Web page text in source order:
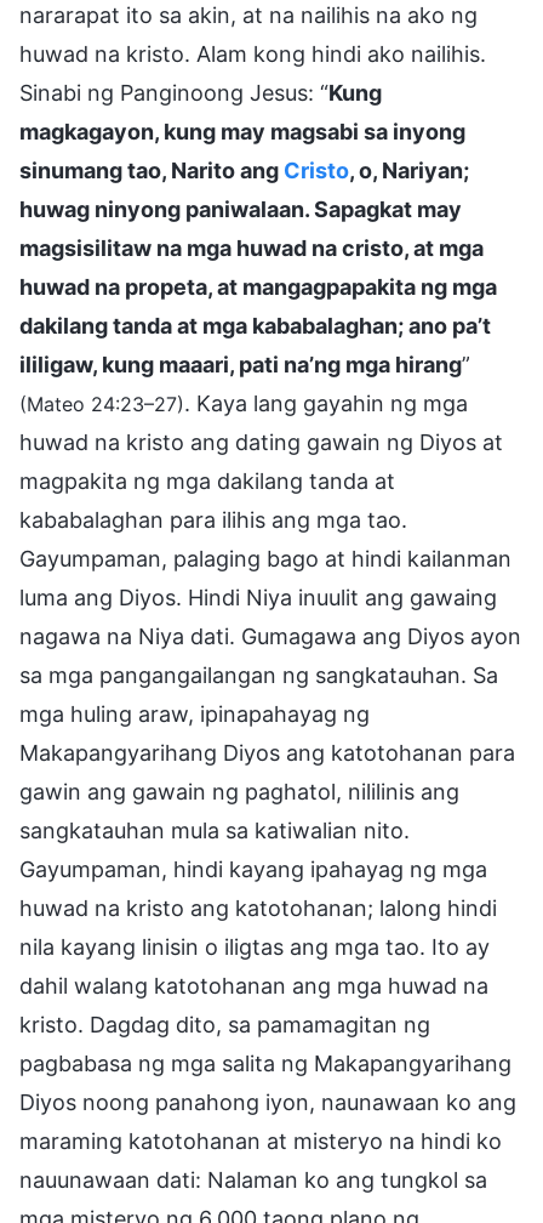
nararapat ito sa akin, at na nailihis na ako ng
huwad na kristo. Alam kong hindi ako nailihis.
Sinabi ng Panginoong Jesus: “Kung
magkagayon, kung may magsabi sa inyong
sinumang tao, Narito ang Cristo, o, Nariyan;
huwag ninyong paniwalaan. Sapagkat may
magsisilitaw na mga huwad na cristo, at mga
huwad na propeta, at mangagpapakita ng mga
dakilang tanda at mga kababalaghan; ano pa’t
ililigaw, kung maaari, pati na’ng mga hirang”
(Mateo 24:23–27). Kaya lang gayahin ng mga
huwad na kristo ang dating gawain ng Diyos at
magpakita ng mga dakilang tanda at
kababalaghan para ilihis ang mga tao.
Gayumpaman, palaging bago at hindi kailanman
luma ang Diyos. Hindi Niya inuulit ang gawaing
nagawa na Niya dati. Gumagawa ang Diyos ayon
sa mga pangangailangan ng sangkatauhan. Sa
mga huling araw, ipinapahayag ng
Makapangyarihang Diyos ang katotohanan para
gawin ang gawain ng paghatol, nililinis ang
sangkatauhan mula sa katiwalian nito.
Gayumpaman, hindi kayang ipahayag ng mga
huwad na kristo ang katotohanan; lalong hindi
nila kayang linisin o iligtas ang mga tao. Ito ay
dahil walang katotohanan ang mga huwad na
kristo. Dagdag dito, sa pamamagitan ng
pagbabasa ng mga salita ng Makapangyarihang
Diyos noong panahong iyon, naunawaan ko ang
maraming katotohanan at misteryo na hindi ko
nauunawaan dati: Nalaman ko ang tungkol sa